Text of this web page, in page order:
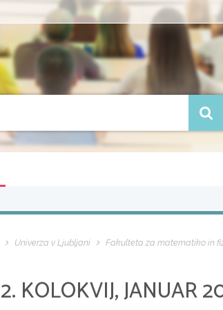
Univerza v Ljubljani
Fakulteta za matematiko in
2. KOLOKVIJ, JANUAR